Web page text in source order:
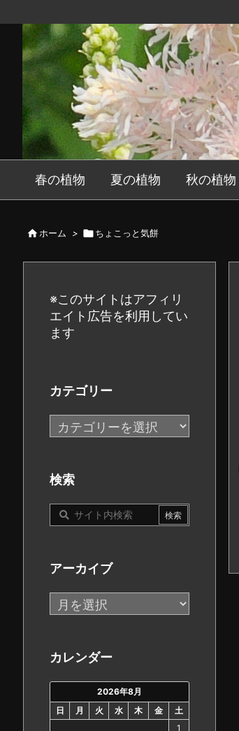
春の植物 夏の植物 秋の植物
 ホーム > ちょこっと気餅
※このサイトはアフィリ
エイト広告を利用してい
ます
カテゴリー
カ
テ
リ
ー
検索
アーカイブ
ア
ー
イ
ブ
カレンダー
2026年8月
日
月 火 水 木 金
土
1